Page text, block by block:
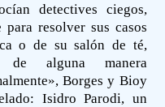
detectives ciegos,
resolver sus casos
o de su salón de té,
de alguna manera
Borges y Bioy
Isidro Parodi, un